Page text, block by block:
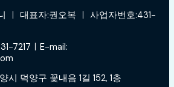
ㅣ 대표자:권오복 ㅣ 사업자번호:431-
7217ㅣE-mail:
시 덕양구 꽃내음 1길 152, 1층